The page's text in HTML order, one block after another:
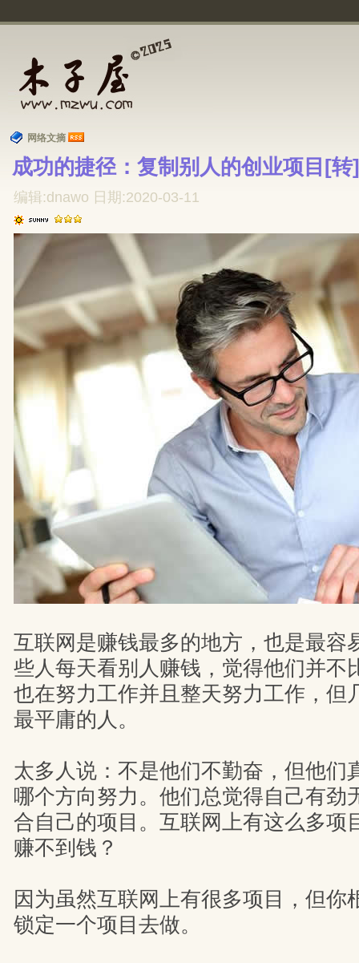
网络文摘
成功的捷径：复制别人的创业项目[转]
编辑:dnawo 日期:2020-03-11
互联网是赚钱最多的地方，也是最容
些人每天看别人赚钱，觉得他们并不
也在努力工作并且整天努力工作，但
最平庸的人。
太多人说：不是他们不勤奋，但他们
哪个方向努力。他们总觉得自己有劲
合自己的项目。互联网上有这么多项
赚不到钱？
因为虽然互联网上有很多项目，但你
锁定一个项目去做。